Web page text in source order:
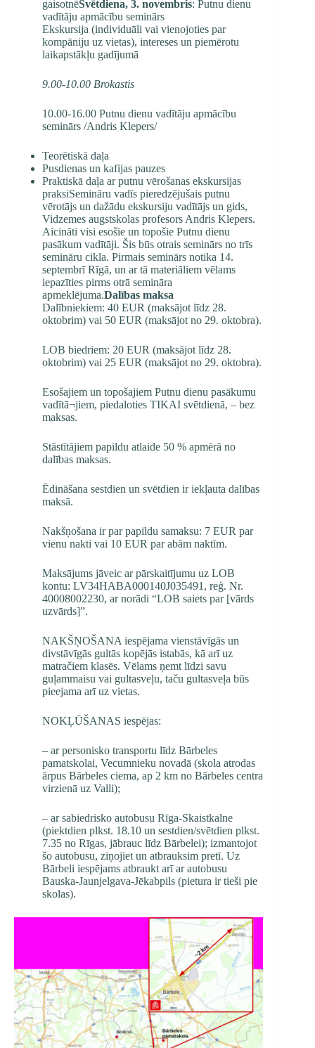
gaisotnēSvētdiena, 3. novembris: Putnu dienu
vadītāju apmācību seminārs
Ekskursija (individuāli vai vienojoties par
kompāniju uz vietas), intereses un piemērotu
laikapstākļu gadījumā
9.00-10.00 Brokastis
10.00-16.00 Putnu dienu vadītāju apmācību
seminārs /Andris Klepers/
Teorētiskā daļa
Pusdienas un kafijas pauzes
Praktiskā daļa ar putnu vērošanas ekskursijas
praksiSemināru vadīs pieredzējušais putnu
vērotājs un dažādu ekskursiju vadītājs un gids,
Vidzemes augstskolas profesors Andris Klepers.
Aicināti visi esošie un topošie Putnu dienu
pasākum vadītāji. Šis būs otrais seminārs no trīs
semināru cikla. Pirmais seminārs notika 14.
septembrī Rīgā, un ar tā materiāliem vēlams
iepazīties pirms otrā semināra
apmeklējuma.Dalības maksa
Dalībniekiem: 40 EUR (maksājot līdz 28.
oktobrim) vai 50 EUR (maksājot no 29. oktobra).
LOB biedriem: 20 EUR (maksājot līdz 28.
oktobrim) vai 25 EUR (maksājot no 29. oktobra).
Esošajiem un topošajiem Putnu dienu pasākumu
vadītā¬jiem, piedaloties TIKAI svētdienā, – bez
maksas.
Stāstītājiem papildu atlaide 50 % apmērā no
dalības maksas.
Ēdināšana sestdien un svētdien ir iekļauta dalības
maksā.
Nakšņošana ir par papildu samaksu: 7 EUR par
vienu nakti vai 10 EUR par abām naktīm.
Maksājums jāveic ar pārskaitījumu uz LOB
kontu: LV34HABA000140J035491, reģ. Nr.
40008002230, ar norādi “LOB saiets par [vārds
uzvārds]”.
NAKŠŅOŠANA iespējama vienstāvīgās un
divstāvīgās gultās kopējās istabās, kā arī uz
matračiem klasēs. Vēlams ņemt līdzi savu
guļammaisu vai gultasveļu, taču gultasveļa būs
pieejama arī uz vietas.
NOKĻŪŠANAS iespējas:
– ar personisko transportu līdz Bārbeles
pamatskolai, Vecumnieku novadā (skola atrodas
ārpus Bārbeles ciema, ap 2 km no Bārbeles centra
virzienā uz Valli);
– ar sabiedrisko autobusu Rīga-Skaistkalne
(piektdien plkst. 18.10 un sestdien/svētdien plkst.
7.35 no Rīgas, jābrauc līdz Bārbelei); izmantojot
šo autobusu, ziņojiet un atbrauksim pretī. Uz
Bārbeli iespējams atbraukt arī ar autobusu
Bauska-Jaunjelgava-Jēkabpils (pietura ir tieši pie
skolas).